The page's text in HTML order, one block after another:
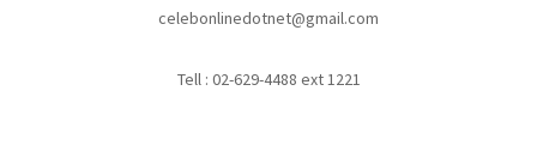
celebonlinedotnet@gmail.com
Tell : 02-629-4488 ext 1221